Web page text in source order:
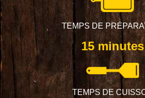
TEMPS DE
15 minutes
TEMPS DE